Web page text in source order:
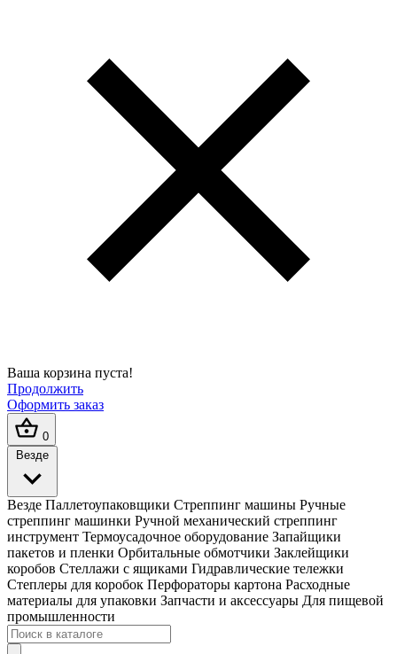
Ваша корзина пуста!
Продолжить
Оформить заказ
0
Везде
Везде Паллетоупаковщики Стреппинг машины Ручные
стреппинг машинки Ручной механический стреппинг
инструмент Термоусадочное оборудование Запайщики
пакетов и пленки Орбитальные обмотчики Заклейщики
коробов Стеллажи с ящиками Гидравлические тележки
Степлеры для коробок Перфораторы картона Расходные
материалы для упаковки Запчасти и аксессуары Для пищевой
промышленности